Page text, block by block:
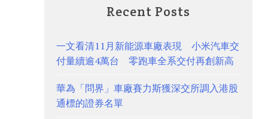
Recent Posts
一文看清11月新能源車廠表現 小米汽車交
付量續逾4萬台 零跑車全系交付再創新高
華為「問界」車廠賽力斯獲深交所調入港股
通標的證券名單